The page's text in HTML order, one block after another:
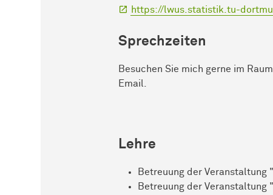
https://lwus.statistik.tu-
Sprechzeiten
Besuchen Sie mich gerne im
Email.
Lehre
Betreuung der Veranstaltung
Betreuung der Veranstaltung